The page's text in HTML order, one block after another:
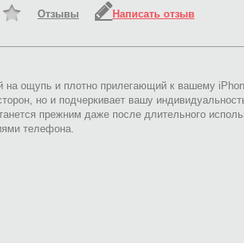
Отзывы Написать отзыв
на ощупь и плотно прилегающий к вашему
но и подчеркивает вашу
прежним даже после длительного
телефона.